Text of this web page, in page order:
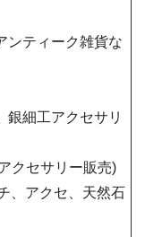
ンティーク雑貨な
銀細工アクセサリ
クセサリー販売)
、アクセ、天然石